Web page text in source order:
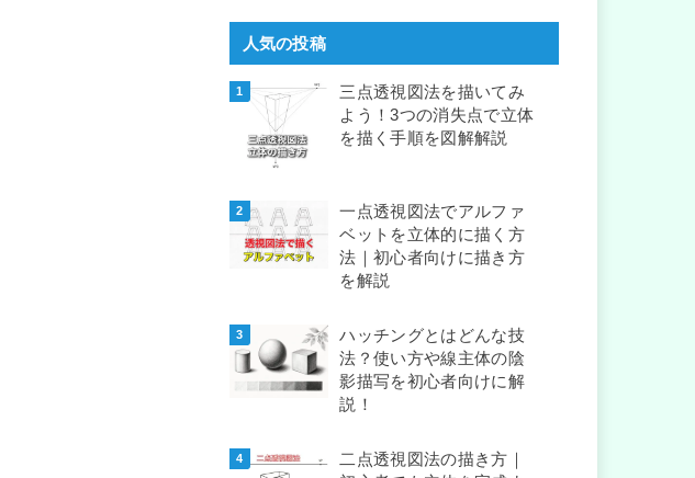
人気の投稿
三点透視図法を描いてみ
よう！3つの消失点で立体
を描く手順を図解解説
一点透視図法でアルファ
ベットを立体的に描く方
法｜初心者向けに描き方
を解説
ハッチングとはどんな技
法？使い方や線主体の陰
影描写を初心者向けに解
説！
二点透視図法の描き方｜